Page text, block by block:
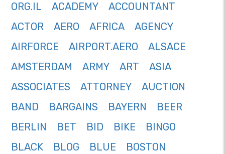
ORG.IL
ACADEMY
ACCOUNTANT
ACTOR
AERO AFRICA
AGENCY
AIRFORCE
AIRPORT.AERO
ALSACE
AMSTERDAM
ARMY ART
ASIA
ASSOCIATES
ATTORNEY
AUCTION
BAND
BARGAINS BAYERN
BEER
BERLIN
BET BID BIKE
BINGO
BLACK
BLOG BLUE
BOSTON